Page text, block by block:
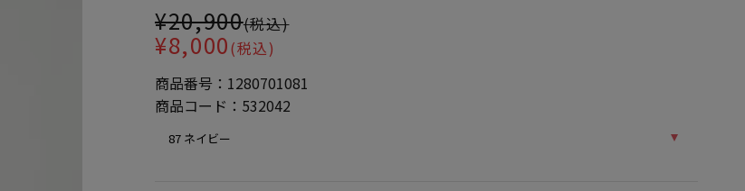
¥20,900(税込)
¥8,000(税込)
商品番号： 1280701081
商品コード： 532042